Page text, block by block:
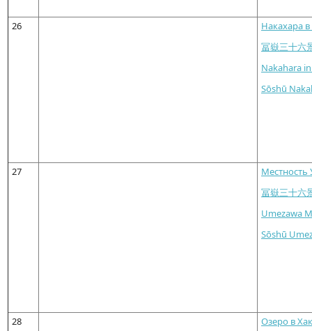
26
Накахара
冨嶽三十
Nakahara
Sōshū
27
Местность
冨嶽三十
Umezawa
Sōshū
28
Озеро в